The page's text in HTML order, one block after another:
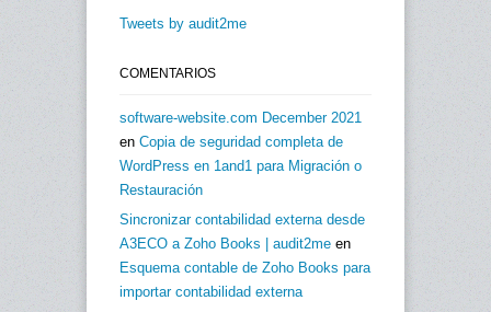
Tweets by audit2me
COMENTARIOS
software-website.com December 2021
en Copia de seguridad completa de
WordPress en 1and1 para Migración o
Restauración
Sincronizar contabilidad externa desde
A3ECO a Zoho Books | audit2me en
Esquema contable de Zoho Books para
importar contabilidad externa